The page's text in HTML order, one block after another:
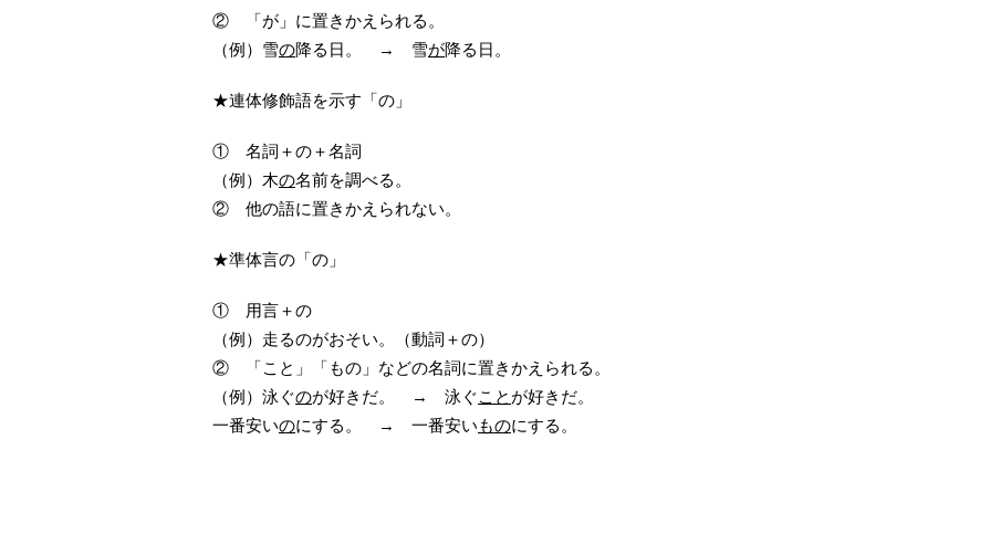
② 「が」に置きかえられる。
（例）雪の降る日。 → 雪が降る日。
★連体修飾語を示す「の」
① 名詞＋の＋名詞
（例）木の名前を調べる。
② 他の語に置きかえられない。
★準体言の「の」
① 用言＋の
（例）走るのがおそい。（動詞＋の）
② 「こと」「もの」などの名詞に置きかえられる。
（例）泳ぐのが好きだ。 → 泳ぐこと が好きだ。
一番安いのにする。 → 一番安いものにする。